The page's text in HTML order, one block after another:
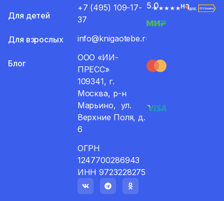
+7 (495) 109-17-
37
info@knigaotebe.ru
ООО «ИИ-
ПРЕСС»
109341, г.
Москва, р-н
Марьино, ул.
Верхние Поля, д.
6
ОГРН
1247700286943
ИНН 9723228275
Для детей
Для взрослых
Блог
5.0 на